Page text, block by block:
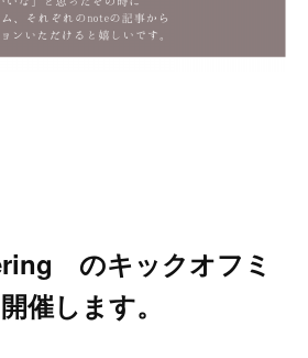
のキックオフミ
催します。